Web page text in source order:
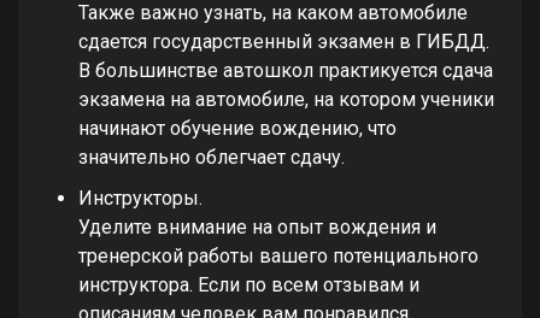
Также важно узнать, на каком автомобиле
сдается государственный экзамен в ГИБДД.
В большинстве автошкол практикуется сдача
экзамена на автомобиле, на котором ученики
начинают обучение вождению, что
значительно облегчает сдачу.
Инструкторы.
Уделите внимание на опыт вождения и
тренерской работы вашего потенциального
инструктора. Если по всем отзывам и